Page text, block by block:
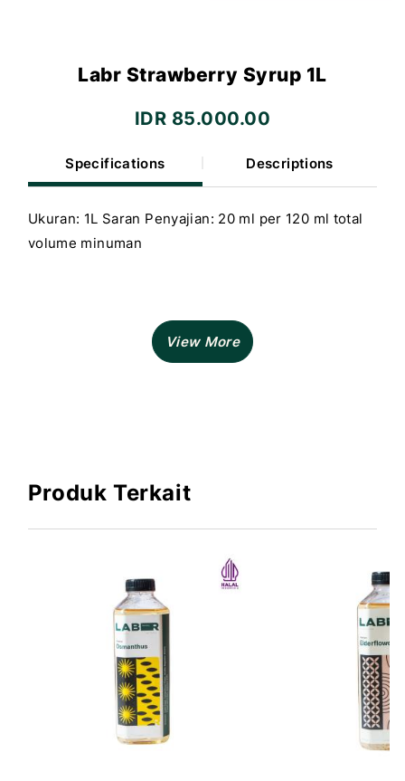
Labr Strawberry Syrup 1L
IDR 85.000.00
Specifications Descriptions
Ukuran: 1L Saran Penyajian: 20 ml per 120 ml total
volume minuman
Produk Terkait